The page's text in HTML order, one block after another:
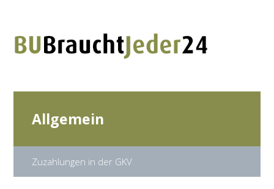
Allgemein
Zuzahlungen in der GKV